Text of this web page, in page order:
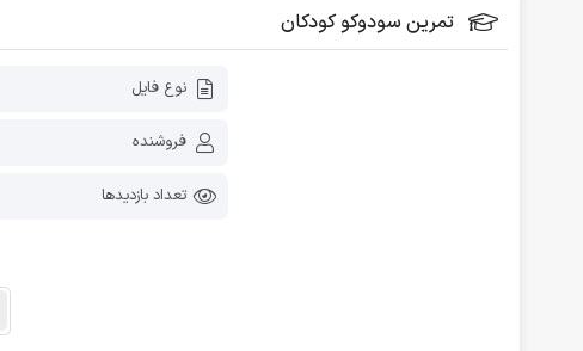
تمرین سودوکو کودکان
نوع فایل
فروشنده
تعداد بازدیدها